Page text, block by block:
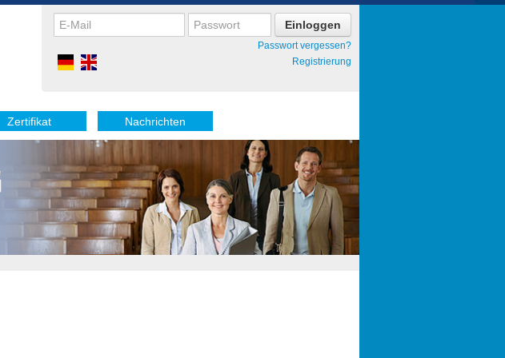
Passwort vergessen?
Registrierung
Zertifikat Nachrichten